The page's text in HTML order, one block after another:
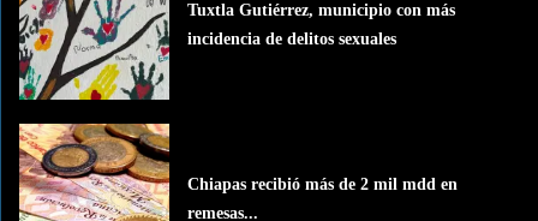
Tuxtla Gutiérrez, municipio con más
incidencia de delitos sexuales
Chiapas recibió más de 2 mil mdd en
remesas...